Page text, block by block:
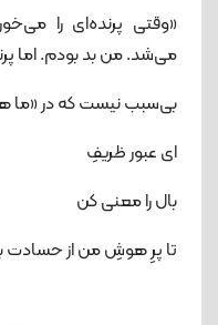
«وقتی پرنده‌ای را
می‌شد. من بد بودم. اما
بی‌سبب نیست که در «ما
ای عبور ظریفِ
بال را معنی کن
تا پرِ هوشِ من از حسادت